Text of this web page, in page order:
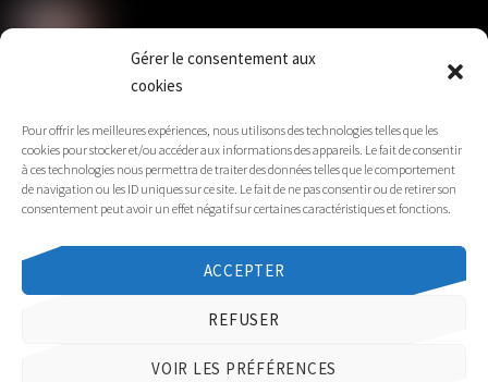
Gérer le consentement aux
cookies
Pour offrir les meilleures expériences, nous utilisons des technologies telles que les
cookies pour stocker et/ou accéder aux informations des appareils. Le fait de consentir
à ces technologies nous permettra de traiter des données telles que le comportement
de navigation ou les ID uniques sur ce site. Le fait de ne pas consentir ou de retirer son
consentement peut avoir un effet négatif sur certaines caractéristiques et fonctions.
ACCEPTER
REFUSER
VOIR LES PRÉFÉRENCES
SUD Éducation Gard-Lozère